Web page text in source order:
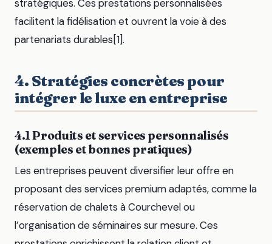
stratégiques. Ces prestations personnalisées
facilitent la fidélisation et ouvrent la voie à des
partenariats durables[1].
4. Stratégies concrètes pour
intégrer le luxe en entreprise
4.1 Produits et services personnalisés
(exemples et bonnes pratiques)
Les entreprises peuvent diversifier leur offre en
proposant des services premium adaptés, comme la
réservation de chalets à Courchevel ou
l’organisation de séminaires sur mesure. Ces